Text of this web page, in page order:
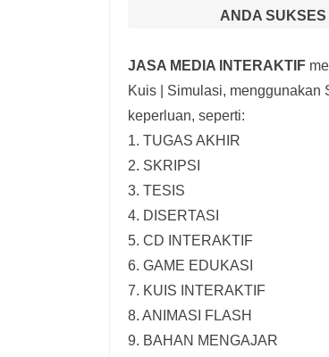
ANDA
JASA MEDIA INTERAKTIF
Kuis | Simulasi, menggunakan
keperluan, seperti:
1. TUGAS AKHIR
2. SKRIPSI
3. TESIS
4. DISERTASI
5. CD INTERAKTIF
6. GAME EDUKASI
7. KUIS INTERAKTIF
8. ANIMASI FLASH
9. BAHAN MENGAJAR